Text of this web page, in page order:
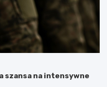
szansa na intensywne